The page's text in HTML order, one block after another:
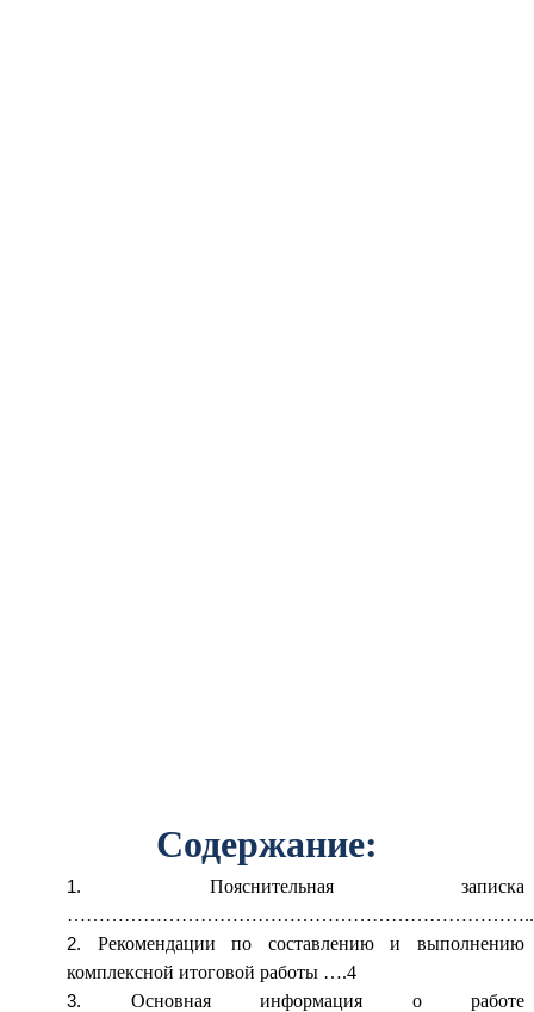
Содержание:
Пояснительная записка
Рекомендации по составлению и выполнению
комплексной итоговой работы ….4
Основная информация о работе